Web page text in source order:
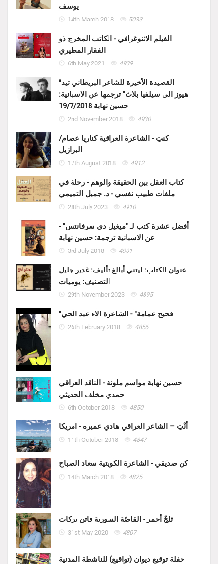
يوسف
14th March 2018 5033
الفيلم الاثنوغرافي - الكاتب المخرج ذو
الفقار المطيري
6th May 2021 4939
"القصيدة الأخيرة للشاعر البريطاني تيد
هيوز الى سيلفيا بلاث" ترجمها عن الاسبانية:
حسين نهابة 19/7/2018
2nd November 2018 4930
كنتِ - الشاعرة العراقية كناريا عصام/
البرازيل
17th August 2018 4912
كتاب العقل بين الحقيقة والوهم - رحلة في
ملفات طبيب نفسي - د. جميل التميمي
28th July 2023 4910
أفضل عشرة كتب لـ "ميغيل دي سرفانتس" -
عن الاسبانية ترجمة: حسين نهابة
3rd July 2018 4901
عنوان الكتاب: ليتني أبالغ تأليف: غدير جليل
التصنيف: يوميات
29th November 2023 4895
"فحيح عمامة" - الشاعرة الاء عبد الحي
26th February 2018 4856
حسين نهابة مواسم ملونة - الناقد العراقي
حمدي مخلف الحديثي
6th October 2018 4850
أنْتِ – الشاعر العراقي هادي عميره - امريكا
11th October 2018 4847
كن صديقي - الشاعرة الكويتية سعاد الصباح
14th March 2018 4825
ثلجٌ أحمر - القاصّة السورية فاتن بركات
31st May 2020 4807
حفلة توقيع ديوان (تواقيع) للناشطة المدنية